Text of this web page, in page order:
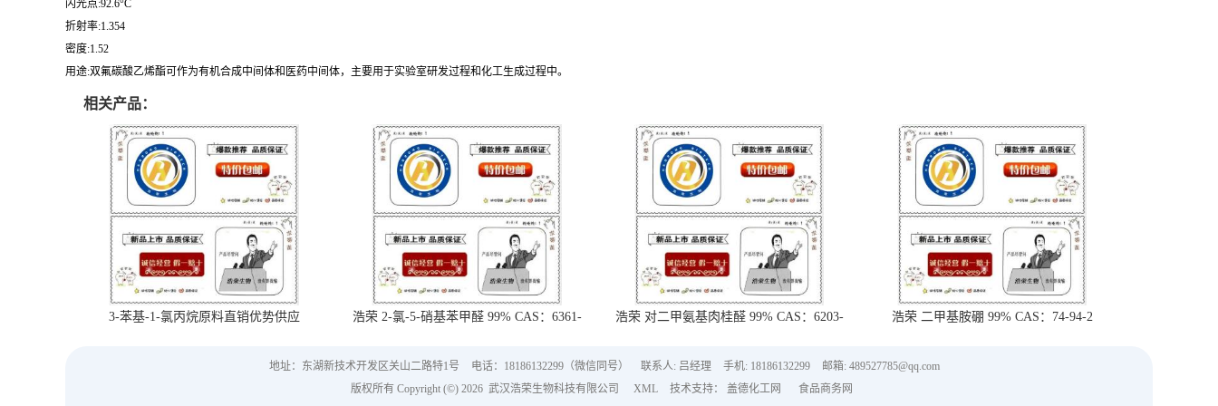
闪光点:92.6°C
折射率:1.354
密度:1.52
用途:双氟碳酸乙烯酯可作为有机合成中间体和医药中间体，主要用于实验室研发过程和化工生成过程中。
相关产品：
3-苯基-1-氯丙烷原料直销优势供应
浩荣 2-氯-5-硝基苯甲醛 99% CAS：6361-
浩荣 对二甲氨基肉桂醛 99% CAS：6203-
浩荣 二甲基胺硼 99% CAS：74-94-2
地址：东湖新技术开发区关山二路特1号 电话：18186132299（微信同号） 联系人: 吕经理 手机: 18186132299
邮箱: 489527785@qq.com
版权所有 Copyright (©) 2026 武汉浩荣生物科技有限公司 XML 技术支持： 盖德化工网 食品商务网